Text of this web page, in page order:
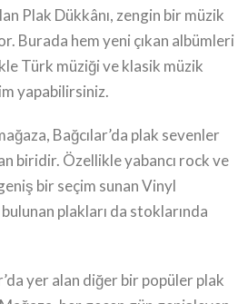
Plak Dükkânı, zengin bir müzik
Burada hem yeni çıkan albümleri
Türk müziği ve klasik müzik
yapabilirsiniz.
Bağcılar’da plak sevenler
biridir. Özellikle yabancı rock ve
bir seçim sunan Vinyl
plakları da stoklarında
yer alan diğer bir popüler plak